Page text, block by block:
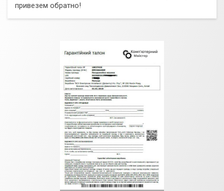
привезем обратно!